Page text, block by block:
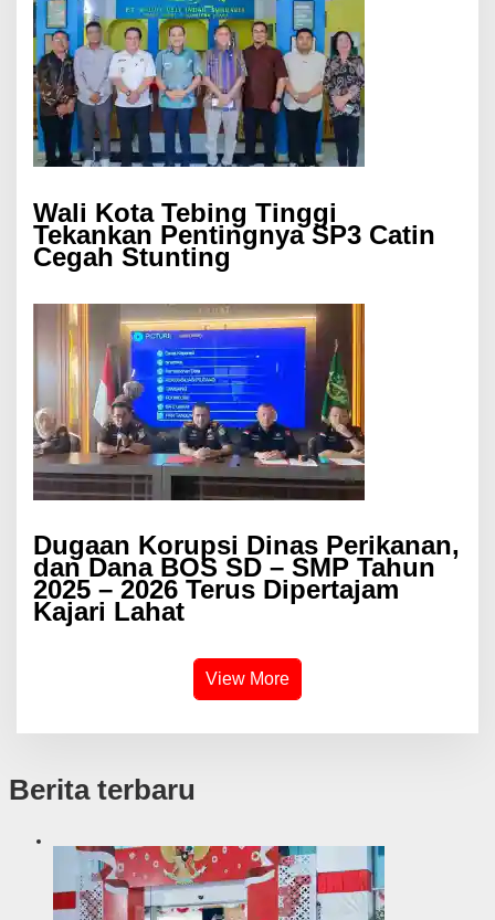
Wali Kota Tebing Tinggi
Tekankan Pentingnya SP3 Catin
Cegah Stunting
Dugaan Korupsi Dinas Perikanan,
dan Dana BOS SD – SMP Tahun
2025 – 2026 Terus Dipertajam
Kajari Lahat
View More
Berita terbaru